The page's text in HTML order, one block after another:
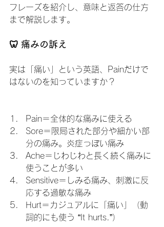
フレーズを紹介し、意味と返答の仕方
まで解説します。
🦷 痛みの訴え
実は「痛い」という英語、Painだけで
はないのを知っていますか？
Pain＝全体的な痛みに使える
Sore＝限局された部分や細かい部
分の痛み。炎症っぽい痛み
Ache＝じわじわと長く続く痛みに
使うことが多い
Sensitive＝しみる痛み、刺激に反
応する過敏な痛み
Hurt＝カジュアルに「痛い」（動
詞的にも使う “It hurts.”）